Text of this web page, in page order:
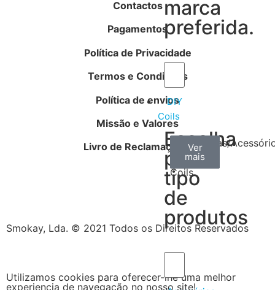
marca
preferida.
DIY
Coils
Escolha
por
tipo
de
produtos
Arame
Coils
Ver
mais
Algodão
Ver
mais
Ferramentas/
Ver
mais
Contactos
Pagamentos
Política de Privacidade
Termos e Condições
Política de envios
Missão e Valores
Livro de Reclamações
Smokay, Lda. © 2021 Todos os Direitos Reservados
Utilizamos cookies para oferecer-lhe uma melhor
experiencia de navegação no nosso site!